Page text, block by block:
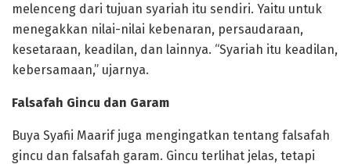
melenceng dari tujuan syariah itu sendiri. Yaitu untuk
menegakkan nilai-nilai kebenaran, persaudaraan,
kesetaraan, keadilan, dan lainnya. “Syariah itu keadilan,
kebersamaan,” ujarnya.
Falsafah Gincu dan Garam
Buya Syafii Maarif juga mengingatkan tentang falsafah
gincu dan falsafah garam. Gincu terlihat jelas, tetapi